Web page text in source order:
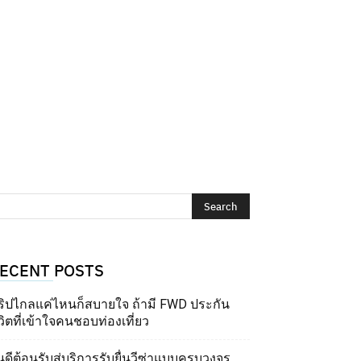
POSTS
ปไกลแค่ไหนก็สบายใจ ถ้ามี FWD ประกัน
ตที่เข้าใจคนชอบท่องเที่ยว